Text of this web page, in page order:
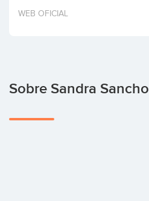
Invertir
WEB OFICIAL
Sobre Sandra Sancho